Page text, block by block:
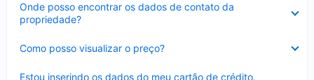
Onde posso encontrar os dados de contato da
propriedade?
Como posso visualizar o preço?
Estou inserindo os dados do meu cartão de crédito.